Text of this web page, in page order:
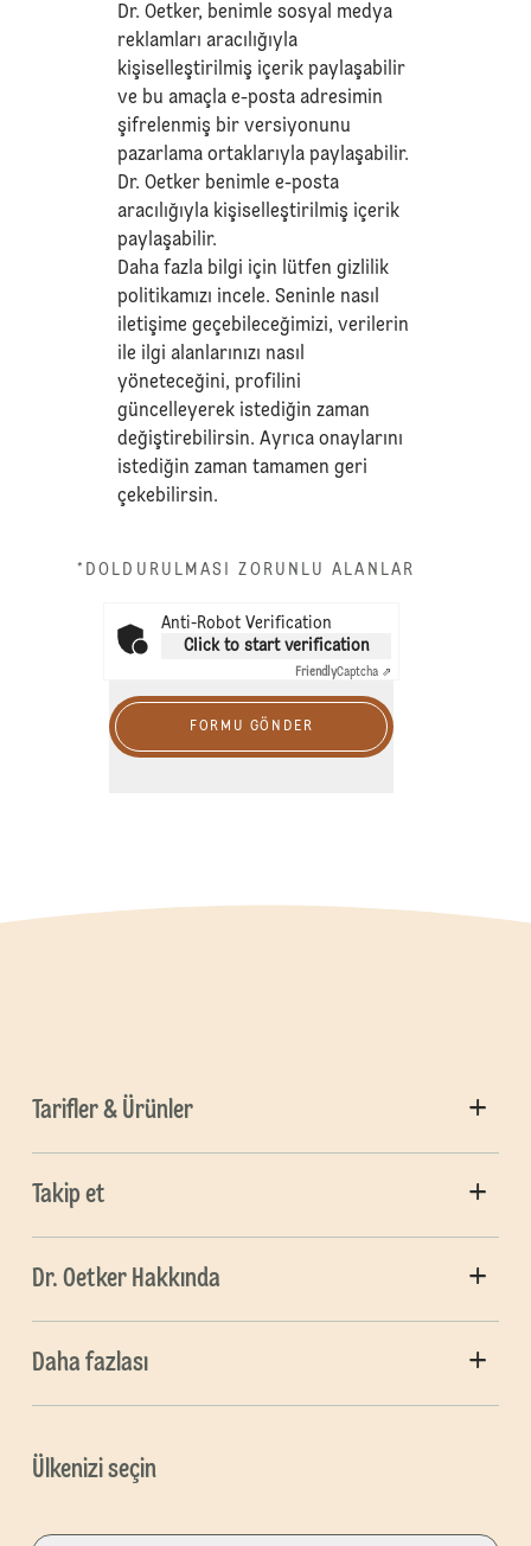
Dr. Oetker, benimle sosyal medya
reklamları aracılığıyla
kişiselleştirilmiş içerik paylaşabilir
ve bu amaçla e-posta adresimin
şifrelenmiş bir versiyonunu
pazarlama ortaklarıyla paylaşabilir.
Dr. Oetker benimle e-posta
aracılığıyla kişiselleştirilmiş içerik
paylaşabilir.
Daha fazla bilgi için lütfengizlilik
politikamızı incele. Seninle nasıl
iletişime geçebileceğimizi, verilerin
ile ilgi alanlarınızı nasıl
yöneteceğini, profilini
güncelleyerek istediğin zaman
değiştirebilirsin. Ayrıca onaylarını
istediğin zaman tamamen geri
çekebilirsin.
*DOLDURULMASI ZORUNLU ALANLAR
Anti-Robot Verification
Click to start verification
FriendlyCaptcha ⇗
FORMU GÖNDER
Tarifler & Ürünler
Takip et
Dr. Oetker Hakkında
Daha fazlası
Ülkenizi seçin